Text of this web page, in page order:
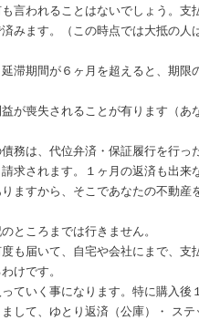
言われることはないでしょう。支
みます。（この時点では大抵の人
延滞期間が６ヶ月を超えると、期限
が喪失されることが有ります（あ
務は、代位弁済・保証履行を行っ
求されます。１ヶ月の返済も出来
ますから、そこであなたの不動産
ところまでは行きません。
も届いて、自宅や会社にまで、支
けです。
ていく事になります。特に購入後
して、ゆとり返済（公庫）・ ス